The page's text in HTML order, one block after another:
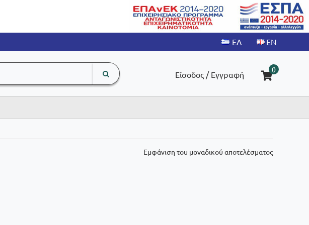
search
input
Είσοδος / Εγγραφή
0
Εμφάνιση του μοναδικού αποτελέσματος